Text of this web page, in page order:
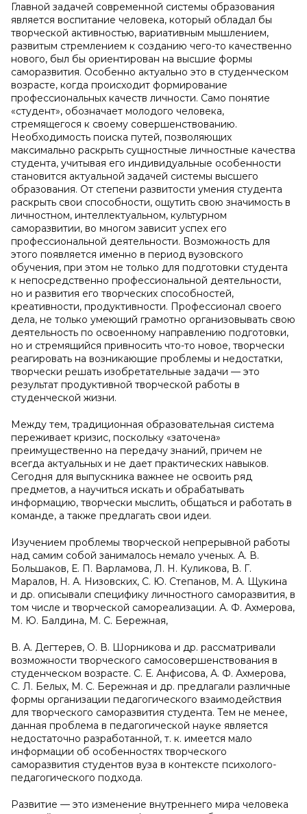
Главной задачей современной системы образования
является воспитание человека, который обладал бы
творческой активностью, вариативным мышлением,
развитым стремлением к созданию чего-то качественно
нового, был бы ориентирован на высшие формы
саморазвития. Особенно актуально это в студенческом
возрасте, когда происходит формирование
профессиональных качеств личности. Само понятие
«студент», обозначает молодого человека,
стремящегося к своему совершенствованию.
Необходимость поиска путей, позволяющих
максимально раскрыть сущностные личностные качества
студента, учитывая его индивидуальные особенности
становится актуальной задачей системы высшего
образования. От степени развитости умения студента
раскрыть свои способности, ощутить свою значимость в
личностном, интеллектуальном, культурном
саморазвитии, во многом зависит успех его
профессиональной деятельности. Возможность для
этого появляется именно в период вузовского
обучения, при этом не только для подготовки студента
к непосредственно профессиональной деятельности,
но и развития его творческих способностей,
креативности, продуктивности. Профессионал своего
дела, не только умеющий грамотно организовывать свою
деятельность по освоенному направлению подготовки,
но и стремящийся привносить что-то новое, творчески
реагировать на возникающие проблемы и недостатки,
творчески решать изобретательные задачи — это
результат продуктивной творческой работы в
студенческой жизни.
Между тем, традиционная образовательная система
переживает кризис, поскольку «заточена»
преимущественно на передачу знаний, причем не
всегда актуальных и не дает практических навыков.
Сегодня для выпускника важнее не освоить ряд
предметов, а научиться искать и обрабатывать
информацию, творчески мыслить, общаться и работать в
команде, а также предлагать свои идеи.
Изучением проблемы творческой непрерывной работы
над самим собой занималось немало ученых. А. В.
Большаков, Е. П. Варламова, Л. Н. Куликова, В. Г.
Маралов, Н. А. Низовских, С. Ю. Степанов, М. А. Щукина
и др. описывали специфику личностного саморазвития, в
том числе и творческой самореализации. А. Ф. Ахмерова,
М. Ю. Балдина, М. С. Бережная,
В. А. Дегтерев, О. В. Шорникова и др. рассматривали
возможности творческого самосовершенствования в
студенческом возрасте. С. Е. Анфисова, А. Ф. Ахмерова,
С. Л. Белых, М. С. Бережная и др. предлагали различные
формы организации педагогического взаимодействия
для творческого саморазвития студента. Тем не менее,
данная проблема в педагогической науке является
недостаточно разработанной, т. к. имеется мало
информации об особенностях творческого
саморазвития студентов вуза в контексте психолого-
педагогического подхода.
Развитие — это изменение внутреннего мира человека